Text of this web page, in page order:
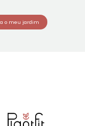
o meu jardim